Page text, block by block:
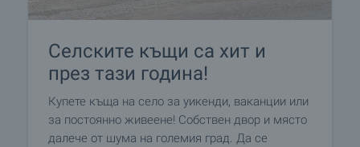
Селските къщи са хит и
през тази година!
Купете къща на село за уикенди, ваканции или
за постоянно живеене! Собствен двор и място
далече от шума на големия град. Да се